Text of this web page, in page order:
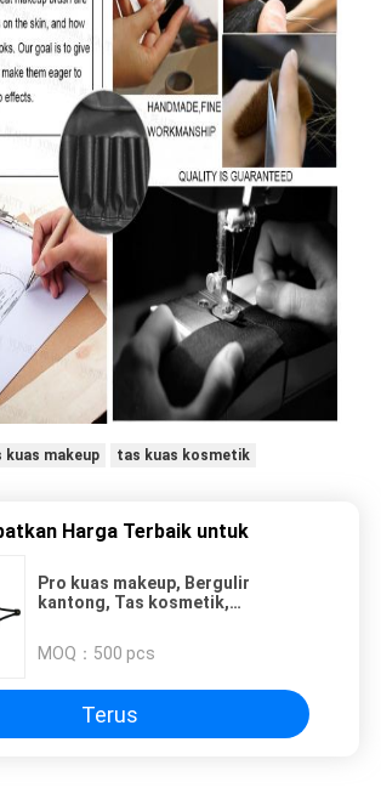
kuas makeup tas kuas kosmetik
Harga Terbaik untuk
Pro kuas makeup, Bergulir
kantong, Tas kosmetik,
portabel 34 kantong kasus kulit
MOQ： 500 pcs
Terus